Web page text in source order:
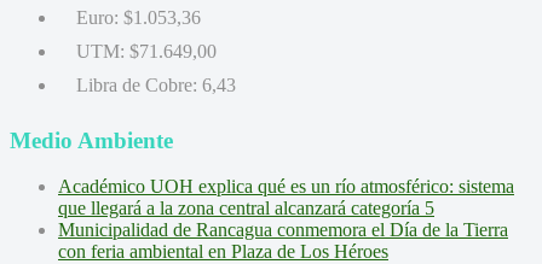
Euro: $1.053,36
UTM: $71.649,00
Libra de Cobre: 6,43
Medio Ambiente
Académico UOH explica qué es un río atmosférico: sistema
que llegará a la zona central alcanzará categoría 5
Municipalidad de Rancagua conmemora el Día de la Tierra
con feria ambiental en Plaza de Los Héroes